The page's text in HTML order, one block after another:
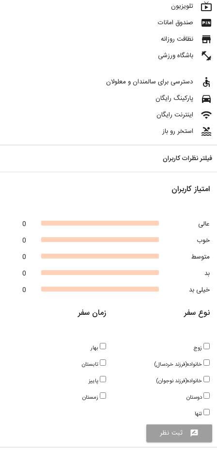
live_tv تلویزیون
fiber_pin صندوق امانات
store نظافت روزانه
fitness_center باشگاه ورزشی
accessible دسترسی برای سالمندان و معلولان
directions_car پارکینگ رایگان
wifi اینترنت رایگان
pool استخر رو باز
فیلتر نظرات کاربران
امتیاز کاربران
0
عالی
0
خوب
0
متوسط
0
بد
0
خیلی بد
زمان سفر
بهار
تابستان
پاییز
زمستان
نوع سفر
زوج
خانواده(فرزند خردسال)
خانواده(فرزند نوجوان)
دوستان
تنها
rate_review ثبت نظر